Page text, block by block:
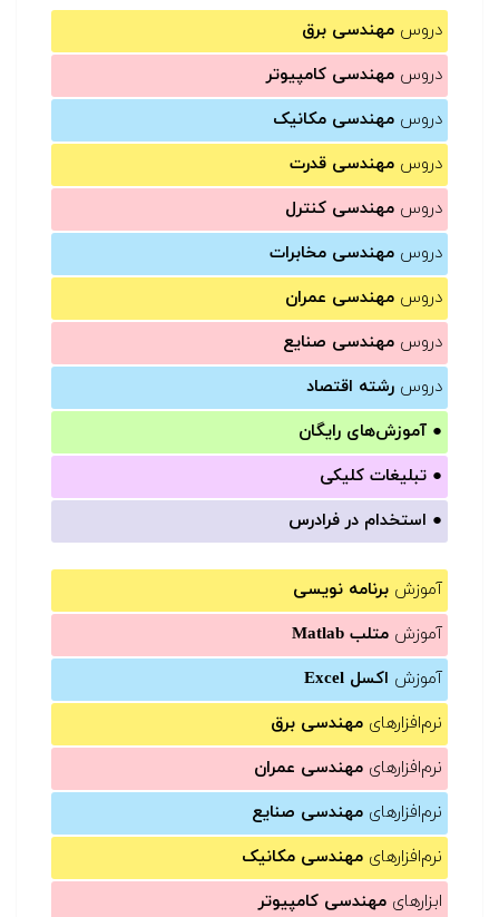
دروس مهندسی برق
دروس مهندسی کامپیوتر
دروس مهندسی مکانیک
دروس مهندسی قدرت
دروس مهندسی کنترل
دروس مهندسی مخابرات
دروس مهندسی عمران
دروس مهندسی صنایع
دروس رشته اقتصاد
● آموزش‌های رایگان
● تبلیغات کلیکی
● استخدام در فرادرس
آموزش برنامه نویسی
آموزش متلب Matlab
آموزش اکسل Excel
نرم‌افزارهای مهندسی برق
نرم‌افزارهای مهندسی عمران
نرم‌افزارهای مهندسی صنایع
نرم‌افزارهای مهندسی مکانیک
ابزارهای مهندسی کامپیوتر